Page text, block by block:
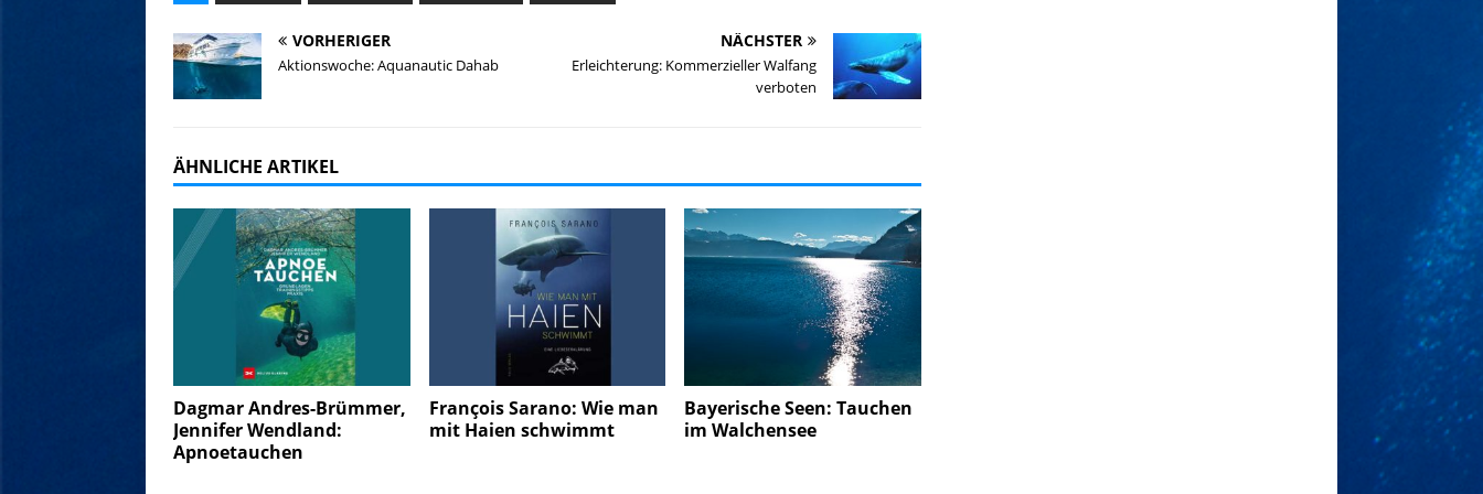
VORHERIGER
Aktionswoche: Aquanautic Dahab
NÄCHSTER
Erleichterung: Kommerzieller Walfang
verboten
ÄHNLICHE ARTIKEL
Dagmar Andres-Brümmer,
Jennifer Wendland:
Apnoetauchen
Franҫois Sarano: Wie man
mit Haien schwimmt
Bayerische Seen: Tauchen
im Walchensee